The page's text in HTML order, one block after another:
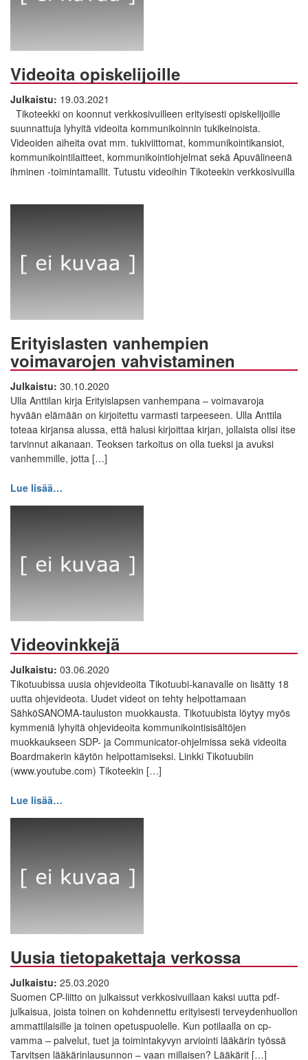
Videoita opiskelijoille
Julkaistu: 19.03.2021
Tikoteekki on koonnut verkkosivuilleen erityisesti opiskelijoille
suunnattuja lyhyitä videoita kommunikoinnin tukikeinoista.
Videoiden aiheita ovat mm. tukiviittomat, kommunikointikansiot,
kommunikointilaitteet, kommunikointiohjelmat sekä Apuvälineenä
ihminen -toimintamallit. Tutustu videoihin Tikoteekin verkkosivuilla
Erityislasten vanhempien
voimavarojen vahvistaminen
Julkaistu: 30.10.2020
Ulla Anttilan kirja Erityislapsen vanhempana – voimavaroja
hyvään elämään on kirjoitettu varmasti tarpeeseen. Ulla Anttila
toteaa kirjansa alussa, että halusi kirjoittaa kirjan, jollaista olisi itse
tarvinnut aikanaan. Teoksen tarkoitus on olla tueksi ja avuksi
vanhemmille, jotta […]
Lue lisää…
Videovinkkejä
Julkaistu: 03.06.2020
Tikotuubissa uusia ohjevideoita Tikotuubi-kanavalle on lisätty 18
uutta ohjevideota. Uudet videot on tehty helpottamaan
SähköSANOMA-tauluston muokkausta. Tikotuubista löytyy myös
kymmeniä lyhyitä ohjevideoita kommunikointisisältöjen
muokkaukseen SDP- ja Communicator-ohjelmissa sekä videoita
Boardmakerin käytön helpottamiseksi. Linkki Tikotuubiin
(www.youtube.com) Tikoteekin […]
Lue lisää…
Uusia tietopakettaja verkossa
Julkaistu: 25.03.2020
Suomen CP-liitto on julkaissut verkkosivuillaan kaksi uutta pdf-
julkaisua, joista toinen on kohdennettu erityisesti terveydenhuollon
ammattilaisille ja toinen opetuspuolelle. Kun potilaalla on cp-
vamma – palvelut, tuet ja toimintakyvyn arviointi lääkärin työssä
Tarvitsen lääkärinlausunnon – vaan millaisen? Lääkärit […]